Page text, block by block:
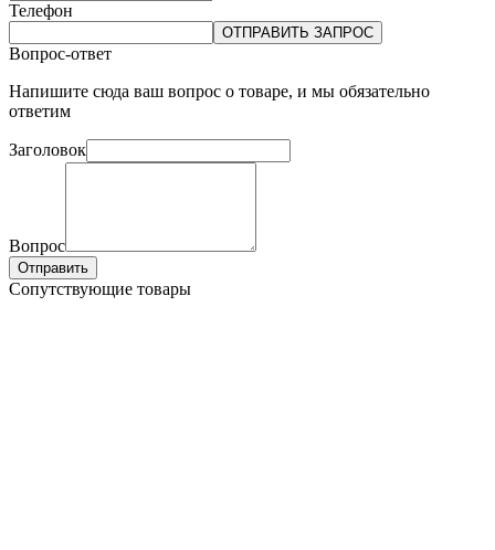
Телефон
ОТПРАВИТЬ ЗАПРОС
Вопрос-ответ
Напишите сюда ваш вопрос о товаре, и мы обязательно
ответим
Заголовок
Вопрос
Отправить
Сопутствующие товары